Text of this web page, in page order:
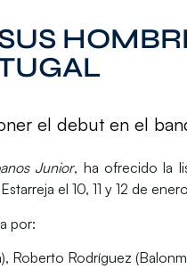
el debut en el
Junior, ha ofrecido la
Estarreja el 10, 11 y 12 de
por:
Roberto Rodríguez